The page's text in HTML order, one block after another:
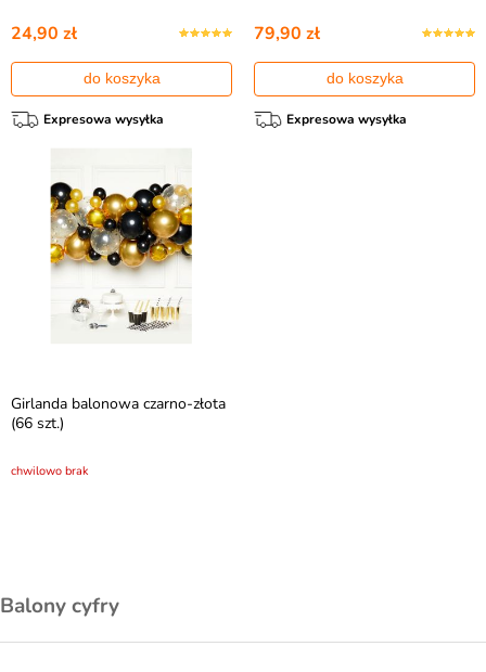
24,90 zł
do koszyka
Expresowa wysyłka
79,90 zł
do koszyka
Expresowa wysyłka
Girlanda balonowa czarno-złota
(66 szt.)
chwilowo brak
Balony cyfry